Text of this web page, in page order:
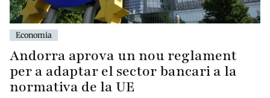
Economia
Andorra aprova un nou reglament
per a adaptar el sector bancari a la
normativa de la UE